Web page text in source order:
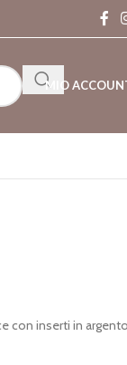
MIO
con inserti in